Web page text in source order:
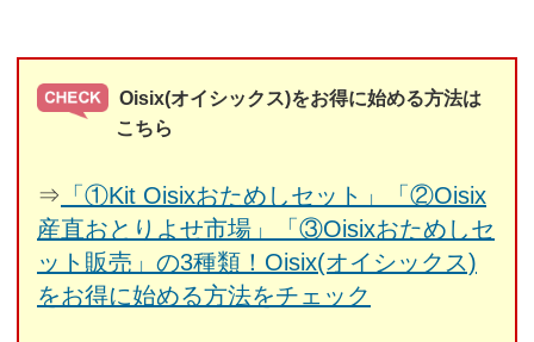
Oisix(オイシックス)をお得に始める方法は
こちら
⇒ 「①Kit Oisixおためしセット」「②Oisix
産直おとりよせ市場」「③Oisixおためしセ
ット販売」の3種類！Oisix(オイシックス)
をお得に始める方法をチェック